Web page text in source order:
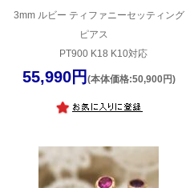
3mm ルビー ティファニーセッティング
ピアス
PT900 K18 K10対応
55,990円 (本体価格:50,900円)